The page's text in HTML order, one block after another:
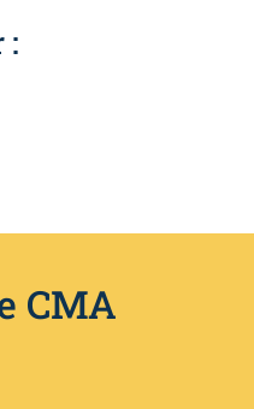
:
CMA